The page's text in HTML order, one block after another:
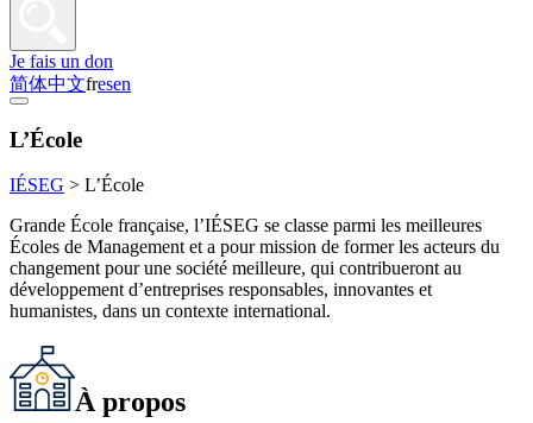
Je fais un don
简体中文fresen
L’École
IÉSEG > L’École
Grande École française, l’IÉSEG se classe parmi les meilleures
Écoles de Management et a pour mission de former les acteurs du
changement pour une société meilleure, qui contribueront au
développement d’entreprises responsables, innovantes et
humanistes, dans un contexte international.
À propos